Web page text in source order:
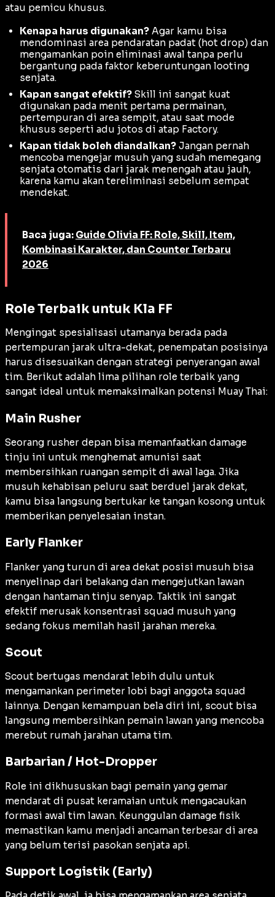
atau pemicu khusus.
Kenapa harus digunakan? Agar kamu bisa
mendominasi area pendaratan padat (hot drop) dan
mengamankan poin eliminasi awal tanpa perlu
bergantung pada faktor keberuntungan looting
senjata.
Kapan sangat efektif? Skill ini sangat kuat
digunakan pada menit pertama permainan,
pertempuran di area sempit, atau saat mode
khusus seperti adu jotos di atap Factory.
Kapan tidak boleh diandalkan? Jangan pernah
mencoba mengejar musuh yang sudah memegang
senjata otomatis dari jarak menengah atau jauh,
karena kamu akan tereliminasi sebelum sempat
mendekat.
Baca juga: Guide Olivia FF: Role, Skill, Item,
Kombinasi Karakter, dan Counter Terbaru
2026
Role Terbaik untuk Kla FF
Mengingat spesialisasi utamanya berada pada
pertempuran jarak ultra-dekat, penempatan posisinya
harus disesuaikan dengan strategi penyerangan awal
tim. Berikut adalah lima pilihan role terbaik yang
sangat ideal untuk memaksimalkan potensi Muay Thai:
Main Rusher
Seorang rusher depan bisa memanfaatkan damage
tinju ini untuk menghemat amunisi saat
membersihkan ruangan sempit di awal laga. Jika
musuh kehabisan peluru saat berduel jarak dekat,
kamu bisa langsung bertukar ke tangan kosong untuk
memberikan penyelesaian instan.
Early Flanker
Flanker yang turun di area dekat posisi musuh bisa
menyelinap dari belakang dan mengejutkan lawan
dengan hantaman tinju senyap. Taktik ini sangat
efektif merusak konsentrasi squad musuh yang
sedang fokus memilah hasil jarahan mereka.
Scout
Scout bertugas mendarat lebih dulu untuk
mengamankan perimeter lobi bagi anggota squad
lainnya. Dengan kemampuan bela diri ini, scout bisa
langsung membersihkan pemain lawan yang mencoba
merebut rumah jarahan utama tim.
Barbarian / Hot-Dropper
Role ini dikhususkan bagi pemain yang gemar
mendarat di pusat keramaian untuk mengacaukan
formasi awal tim lawan. Keunggulan damage fisik
memastikan kamu menjadi ancaman terbesar di area
yang belum terisi pasokan senjata api.
Support Logistik (Early)